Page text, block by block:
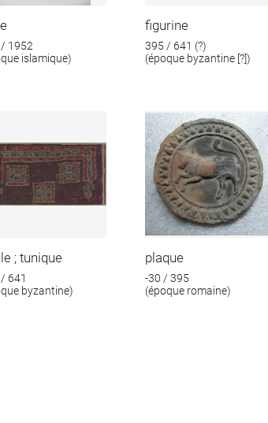
1952
islamique)
figurine
395 / 641 (?)
(époque byzantine [?])
; tunique
641
byzantine)
plaque
-30 / 395
(époque romaine)